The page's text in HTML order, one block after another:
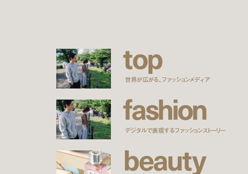
top
世界が広がる、ファッションメディア
fashion
デジタルで表現するファッションストーリー
beauty